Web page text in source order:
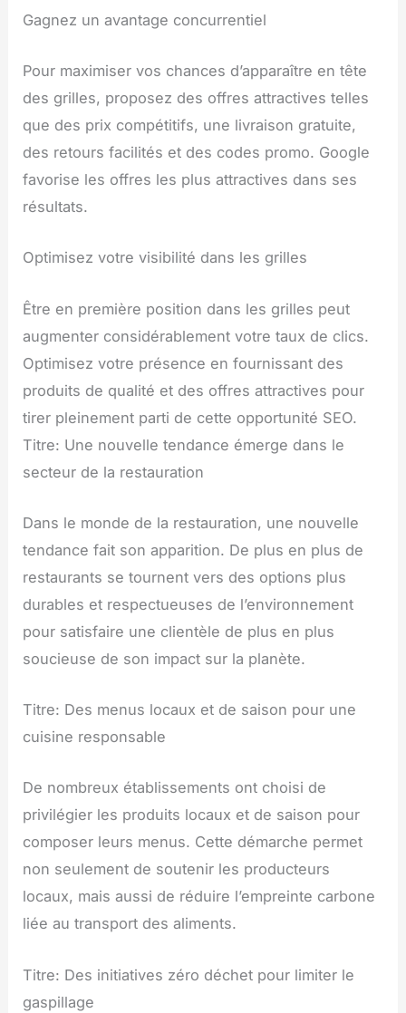
Gagnez un avantage concurrentiel
Pour maximiser vos chances d’apparaître en tête
des grilles, proposez des offres attractives telles
que des prix compétitifs, une livraison gratuite,
des retours facilités et des codes promo. Google
favorise les offres les plus attractives dans ses
résultats.
Optimisez votre visibilité dans les grilles
Être en première position dans les grilles peut
augmenter considérablement votre taux de clics.
Optimisez votre présence en fournissant des
produits de qualité et des offres attractives pour
tirer pleinement parti de cette opportunité SEO.
Titre: Une nouvelle tendance émerge dans le
secteur de la restauration
Dans le monde de la restauration, une nouvelle
tendance fait son apparition. De plus en plus de
restaurants se tournent vers des options plus
durables et respectueuses de l’environnement
pour satisfaire une clientèle de plus en plus
soucieuse de son impact sur la planète.
Titre: Des menus locaux et de saison pour une
cuisine responsable
De nombreux établissements ont choisi de
privilégier les produits locaux et de saison pour
composer leurs menus. Cette démarche permet
non seulement de soutenir les producteurs
locaux, mais aussi de réduire l’empreinte carbone
liée au transport des aliments.
Titre: Des initiatives zéro déchet pour limiter le
gaspillage